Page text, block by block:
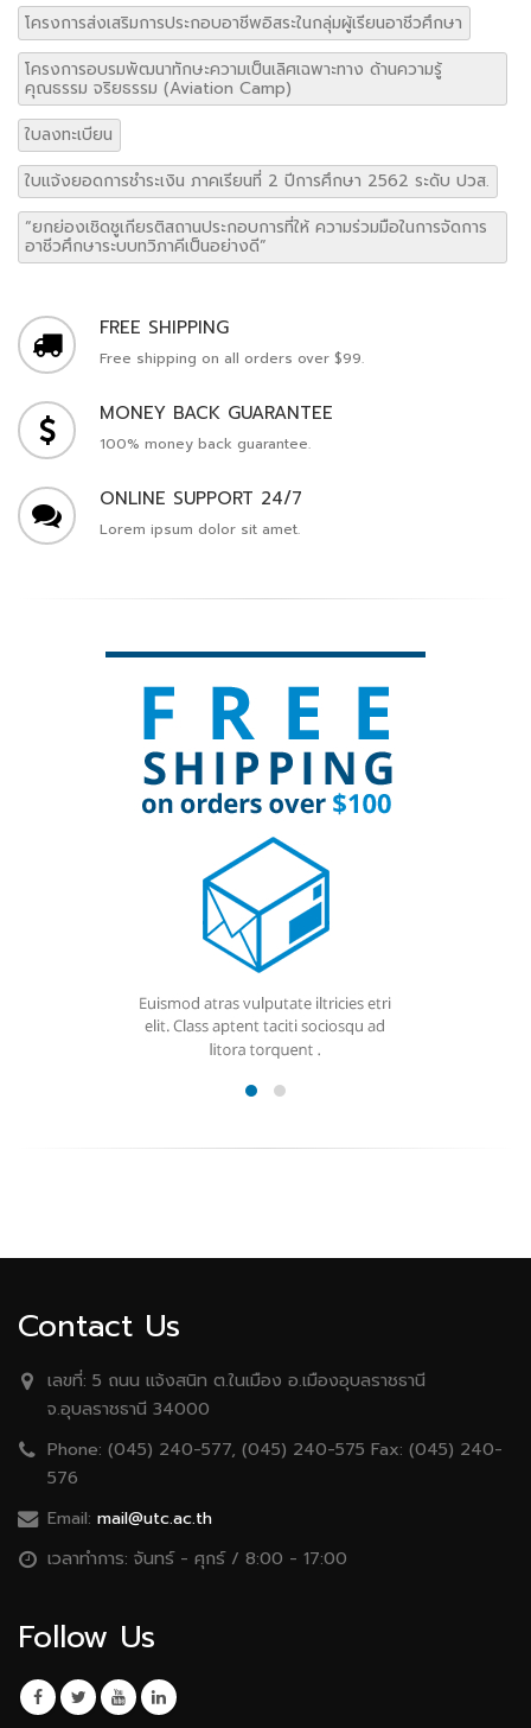
โครงการส่งเสริมการประกอบอาชีพอิสระในกลุ่มผู้เรียนอาชีวศึกษา
โครงการอบรมพัฒนาทักษะความเป็นเลิศเฉพาะทาง ด้านความรู้
คุณธรรม จริยธรรม (Aviation Camp)
ใบลงทะเบียน
ใบแจ้งยอดการชำระเงิน ภาคเรียนที่ 2 ปีการศึกษา 2562 ระดับ ปวส.
“ยกย่องเชิดชูเกียรติสถานประกอบการที่ให้ ความร่วมมือในการจัดการ
อาชีวศึกษาระบบทวิภาคีเป็นอย่างดี”
FREE SHIPPING
Free shipping on all orders over $99.
MONEY BACK GUARANTEE
100% money back guarantee.
ONLINE SUPPORT 24/7
Lorem ipsum dolor sit amet.
Contact Us
เลขที่: 5 ถนน เเจ้งสนิท ต.ในเมือง อ.เมืองอุบลราชธานี
จ.อุบลราชธานี 34000
Phone: (045) 240-577, (045) 240-575 Fax: (045) 240-
576
Email: mail@utc.ac.th
เวลาทำการ: จันทร์ - ศุกร์ / 8:00 - 17:00
Follow Us